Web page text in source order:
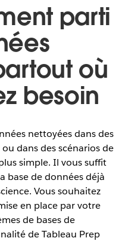
parti
où
besoin
nettoyées dans des
dans des scénarios de
simple. Il vous suffit
base de données déjà
Vous souhaitez
en place par votre
de bases de
de Tableau Prep